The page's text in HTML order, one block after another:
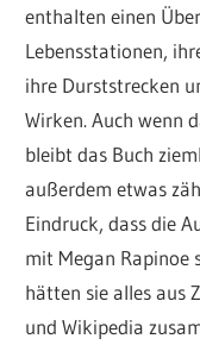
enthalten einen
Lebensstationen,
ihre Durststrecken
Wirken. Auch wenn
bleibt das Buch
außerdem etwas
Eindruck, dass die
mit Megan Rapinoe
hätten sie alles aus
und Wikipedia